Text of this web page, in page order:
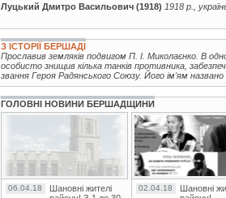
Луцький Дмитро Васильович (1918) 1918 р.,
З ІСТОРІЇ БЕРШАДІ
Прославив земляків подвигом П. І. Миколаєнко. В
особисто знищив кілька танків противника,
звання Героя Радянського Союзу. Його ім'ям названо
ГОЛОВНІ НОВИНИ БЕРШАДЩИНИ
06.04.18
Шановні жителі
02.04.18
Шановні